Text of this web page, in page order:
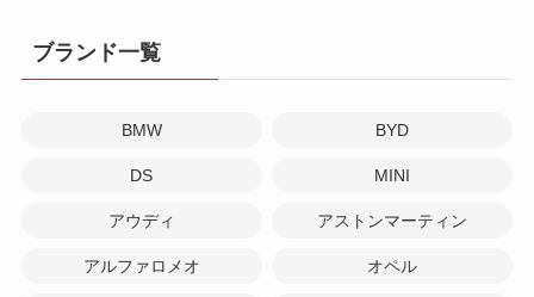
ブランド一覧
BMW BYD
DS MINI
アウディ アストンマーティン
アルファロメオ オペル